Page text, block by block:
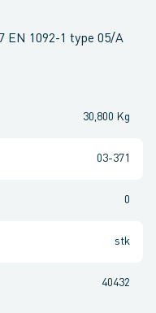
EN 1092-1 type 05/A
30,800 Kg
03-371
0
stk
40432